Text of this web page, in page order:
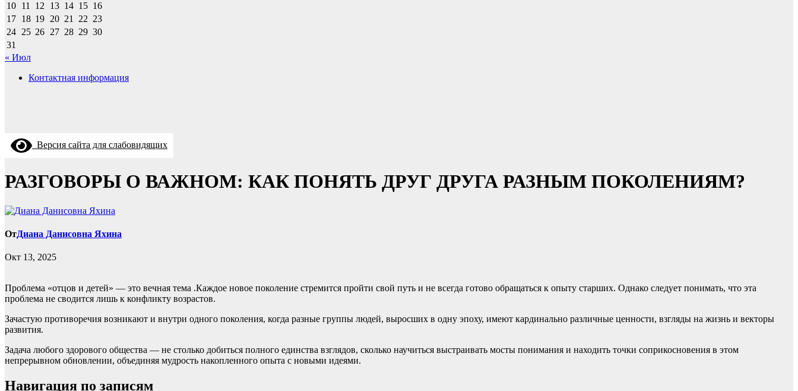
10 11 12 13 14 15 16
17 18 19 20 21 22 23
24 25 26 27 28 29 30
31
« Июл
Контактная информация
Версия сайта для слабовидящих
РАЗГОВОРЫ О ВАЖНОМ: КАК ПОНЯТЬ ДРУГ ДРУГА РАЗНЫМ ПОКОЛЕНИЯМ?
ОтДиана Данисовна Яхина
Окт 13, 2025
Проблема «отцов и детей» — это вечная тема .Каждое новое поколение стремится пройти свой путь и не всегда готово обращаться к опыту старших. Однако следует понимать, что эта
проблема не сводится лишь к конфликту возрастов.
Зачастую противоречия возникают и внутри одного поколения, когда разные группы людей, выросших в одну эпоху, имеют кардинально различные ценности, взгляды на жизнь и векторы
развития.
Задача любого здорового общества — не столько добиться полного единства взглядов, сколько научиться выстраивать мосты понимания и находить точки соприкосновения в этом
непрерывном обновлении, объединяя мудрость накопленного опыта с новыми идеями.
Навигация по записям